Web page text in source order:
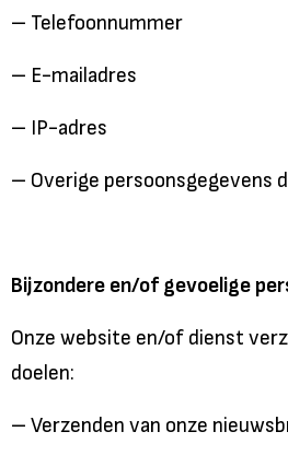
– Telefoonnummer
– E-mailadres
– IP-adres
– Overige persoonsgegevens
Bijzondere en/of gevoelige
Onze website en/of dienst
doelen:
– Verzenden van onze